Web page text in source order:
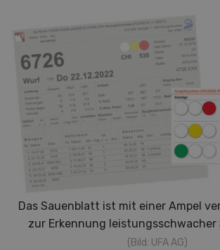
Das Sauenblatt ist mit einer Ampel
zur Erkennung leistungsschwacher
(Bild: UFA AG)